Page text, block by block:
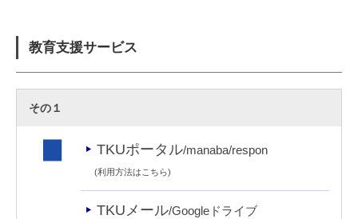
教育支援サービス
その１
TKUポータル/manaba/respon
(利用方法はこちら)
TKUメール/Googleドライブ